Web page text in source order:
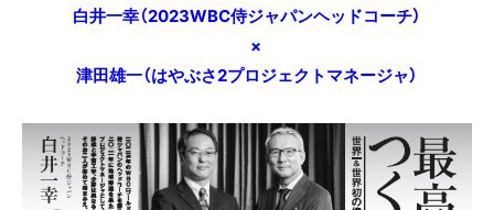
白井一幸（2023WBC侍ジャパンヘッドコーチ）
×
津田雄一（はやぶさ2プロジェクトマネージャ）